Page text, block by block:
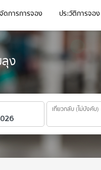
ง
เที่ยวกลับ (ไม่บังคับ)
จัดการการจอง ประวัติการจอง